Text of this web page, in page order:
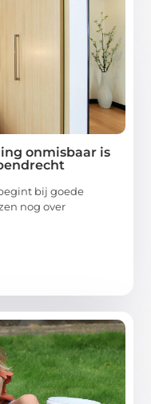
onmisbaar is
bij goede
nog over